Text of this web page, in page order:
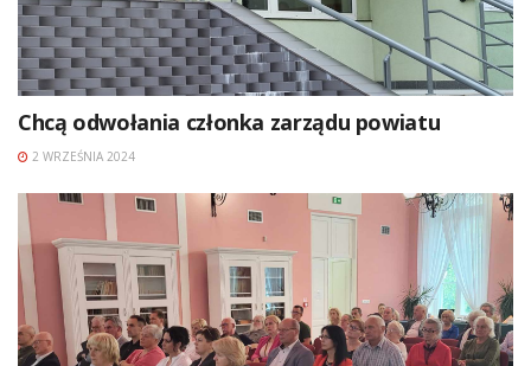
Chcą odwołania członka zarządu powiatu
2 WRZEŚNIA 2024